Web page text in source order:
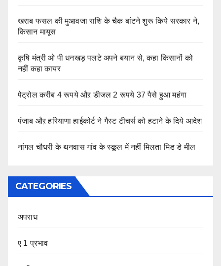
खराब फसल की मुआवजा राशि के चैक बांटने शुरू किये सरकार ने,
किसान मायूस
कृषि मंत्री ओ पी धनखड़ पलटे अपने बयान से, कहा किसानों को
नहीं कहा कायर
पेट्रोल करीब 4 रूपये औऱ डीजल 2 रूपये 37 पैसे हुआ महंगा
पंजाब औऱ हरियाणा हाईकोर्ट ने गैस्ट टीचर्स को हटाने के दिये आदेश
नांगल चौधरी के थनवास गांव के स्कूल में नहीं मिलता मिड डे मील
CATEGORIES
अपराध
ए 1 प्रभाव